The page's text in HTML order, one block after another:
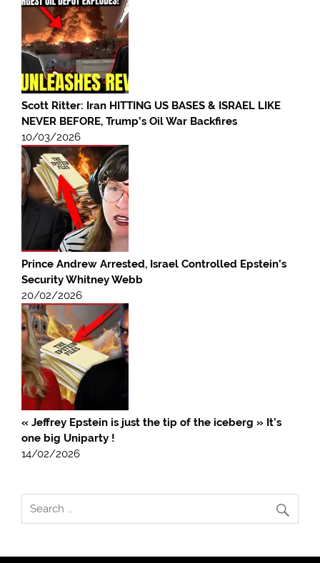
Scott Ritter: Iran HITTING US BASES & ISRAEL LIKE
NEVER BEFORE, Trump’s Oil War Backfires
10/03/2026
Prince Andrew Arrested, Israel Controlled Epstein’s
Security Whitney Webb
20/02/2026
« Jeffrey Epstein is just the tip of the iceberg » It’s
one big Uniparty !
14/02/2026